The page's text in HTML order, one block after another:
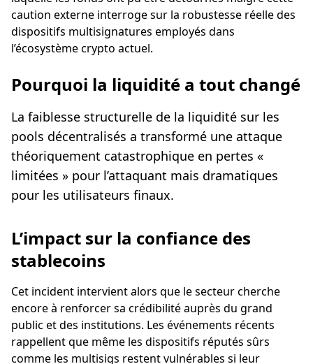
caution externe interroge sur la robustesse réelle des
dispositifs multisignatures employés dans
l’écosystème crypto actuel.
Pourquoi la liquidité a tout changé
La faiblesse structurelle de la liquidité sur les
pools décentralisés a transformé une attaque
théoriquement catastrophique en pertes «
limitées » pour l’attaquant mais dramatiques
pour les utilisateurs finaux.
L’impact sur la confiance des
stablecoins
Cet incident intervient alors que le secteur cherche
encore à renforcer sa crédibilité auprès du grand
public et des institutions. Les événements récents
rappellent que même les dispositifs réputés sûrs
comme les multisigs restent vulnérables si leur